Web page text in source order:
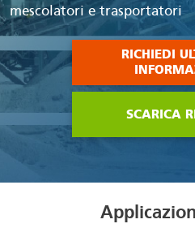
mescolatori e trasportatori
RICHIEDI
SCARICA